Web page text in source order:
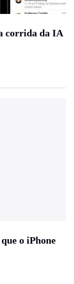
corrida da IA
o iPhone